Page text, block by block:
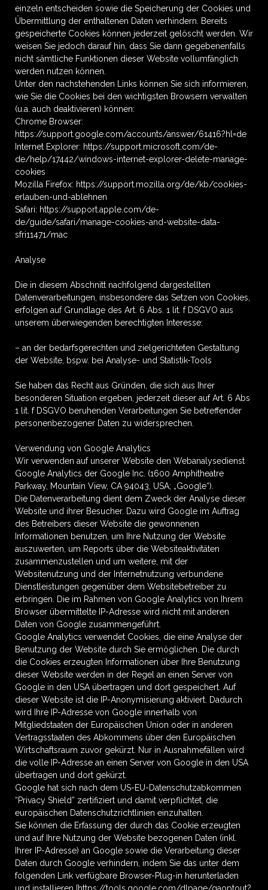
einzeln entscheiden sowie die Speicherung der Cookies und
Übermittlung der enthaltenen Daten verhindern. Bereits
gespeicherte Cookies können jederzeit gelöscht werden. Wir
weisen Sie jedoch darauf hin, dass Sie dann gegebenenfalls
nicht sämtliche Funktionen dieser Website vollumfänglich
werden nutzen können.
Unter den nachstehenden Links können Sie sich informieren,
wie Sie die Cookies bei den wichtigsten Browsern verwalten
(u.a. auch deaktivieren) können:
Chrome Browser:
https://support.google.com/accounts/answer/61416?hl=de
Internet Explorer: https://support.microsoft.com/de-
de/help/17442/windows-internet-explorer-delete-manage-
cookies
Mozilla Firefox: https://support.mozilla.org/de/kb/cookies-
erlauben-und-ablehnen
Safari: https://support.apple.com/de-
de/guide/safari/manage-cookies-and-website-data-
sfri11471/mac
Analyse
Die in diesem Abschnitt nachfolgend dargestellten
Datenverarbeitungen, insbesondere das Setzen von Cookies,
erfolgen auf Grundlage des Art. 6 Abs. 1 lit. f DSGVO aus
unserem überwiegenden berechtigten Interesse:
– an der bedarfsgerechten und zielgerichteten Gestaltung
der Website, bspw. bei Analyse- und Statistik-Tools
Sie haben das Recht aus Gründen, die sich aus Ihrer
besonderen Situation ergeben, jederzeit dieser auf Art. 6 Abs
1 lit. f DSGVO beruhenden Verarbeitungen Sie betreffender
personenbezogener Daten zu widersprechen.
Verwendung von Google Analytics
Wir verwenden auf unserer Website den Webanalysedienst
Google Analytics der Google Inc. (1600 Amphitheatre
Parkway, Mountain View, CA 94043, USA; „Google“).
Die Datenverarbeitung dient dem Zweck der Analyse dieser
Website und ihrer Besucher. Dazu wird Google im Auftrag
des Betreibers dieser Website die gewonnenen
Informationen benutzen, um Ihre Nutzung der Website
auszuwerten, um Reports über die Websiteaktivitäten
zusammenzustellen und um weitere, mit der
Websitenutzung und der Internetnutzung verbundene
Dienstleistungen gegenüber dem Websitebetreiber zu
erbringen. Die im Rahmen von Google Analytics von Ihrem
Browser übermittelte IP-Adresse wird nicht mit anderen
Daten von Google zusammengeführt.
Google Analytics verwendet Cookies, die eine Analyse der
Benutzung der Website durch Sie ermöglichen. Die durch
die Cookies erzeugten Informationen über Ihre Benutzung
dieser Website werden in der Regel an einen Server von
Google in den USA übertragen und dort gespeichert. Auf
dieser Website ist die IP-Anonymisierung aktiviert. Dadurch
wird Ihre IP-Adresse von Google innerhalb von
Mitgliedstaaten der Europäischen Union oder in anderen
Vertragsstaaten des Abkommens über den Europäischen
Wirtschaftsraum zuvor gekürzt. Nur in Ausnahmefällen wird
die volle IP-Adresse an einen Server von Google in den USA
übertragen und dort gekürzt.
Google hat sich nach dem US-EU-Datenschutzabkommen
“Privacy Shield” zertifiziert und damit verpflichtet, die
europäischen Datenschutzrichtlinien einzuhalten.
Sie können die Erfassung der durch das Cookie erzeugten
und auf Ihre Nutzung der Website bezogenen Daten (inkl.
Ihrer IP-Adresse) an Google sowie die Verarbeitung dieser
Daten durch Google verhindern, indem Sie das unter dem
folgenden Link verfügbare Browser-Plug-in herunterladen